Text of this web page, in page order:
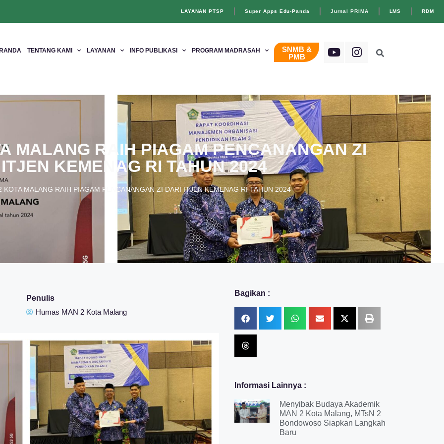
LAYANAN PTSP Super Apps Edu-Panda Jurnal PRIMA LMS RDM
TENTANG KAMI LAYANAN INFO PUBLIKASI PROGRAM MADRASAH
SNMB &
PMB
MALANG RAIH PIAGAM PENCANANGAN ZI
KEMENAG RI TAHUN 2024
KOTA MALANG RAIH PIAGAM PENCANANGAN ZI DARI ITJEN KEMENAG RI TAHUN 2024
Penulis
Humas MAN 2 Kota Malang
Bagikan :
Informasi Lainnya :
Menyibak Budaya Akademik
MAN 2 Kota Malang, MTsN 2
Bondowoso Siapkan Langkah
Baru